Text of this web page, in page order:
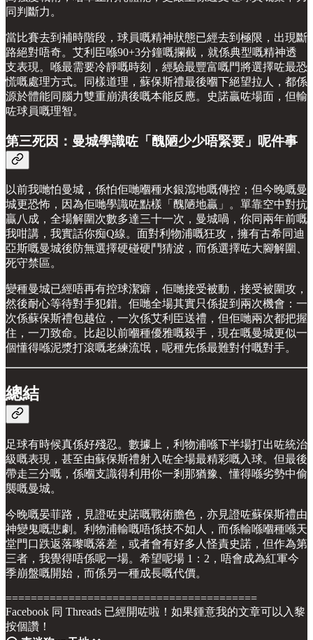
同判斷力。
當比賽去到補時階段，球員嘅精神狀態已經去到極限，出現斷
路絕對唔奇。艾利臣喺90+3分鐘嘅攔截，就係典型嘅精神透
支表現。喺最需要冷靜嘅時刻，經驗最豐富嘅門將選擇咗最恐
慌嘅處理方式。同樣道理，蘇保斯禮最後嗰下絕望拉人，都係
源於體能同腦力雙重崩潰後嘅本能反應。史諾贏咗場面，但輸
咗球員嘅理智。
第三死因：曼城學識咗「醜陋少少唔緊要」呢件事
以前我哋怕曼城，係怕佢哋嗰種水銀瀉地嘅傳控；但今晚嘅曼
城更恐怖，因為佢哋學識咗點樣「醜陋地贏」。單靠空中對抗
贏八成，全場解圍次數多達三十一次，曼城喎，你同兩年前嘅
我咁講，我實話你痴Q線。面對利物浦嘅狂攻，擁有古希同迪
亞斯嘅曼城後防無選擇硬碰硬鬥猜波，而係選擇咗大腳解圍、
死守禁區。
變種曼城已經唔再有控球潔癖，佢哋接受被動，接受被圍攻，
然後耐心等待對手犯錯。佢哋全場其實只係捉到兩次機會：一
次係蘇保斯禮包越位，一次係艾利臣送禮，但佢哋兩次都把握
住，一刀致命。比起以前嗰種優雅嘅殺手，現在嘅曼城更似一
個懂得喺泥漿打滾嘅老練流氓，呢種先係最難對付嘅對手。
總結
足球有時候真係好殘忍。數據上，利物浦喺下半場打出咗統治
級嘅表現，甚至由蘇保斯禮射入咗全場最精彩嘅入球。但最後
帶走三分嘅，係嗰支識得利用你一剎那猶豫、懂得喺劣勢中偷
襲嘅曼城。
今晚嘅晏菲路，見證咗史諾嘅戰術膽色，亦見證咗蘇保斯禮由
神變鬼嘅悲劇。利物浦輸嘅唔係技不如人，而係輸喺嗰種喺天
堂門口跌返落嚟嘅落差，或者會有好多人怪責史諾，但作為第
三者，我覺得唔係呢一場。希望呢場 1：2，唔會成為紅軍今
季崩盤嘅開始，而係另一種成長嘅代價。
========================================
Facebook 同 Threads 已經開咗啦！如果鍾意我的文章可以入黎
按個讚！